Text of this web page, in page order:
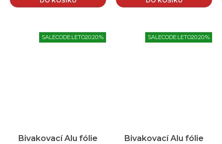
SALECODE:LETO20:20:%
Bivakovací Alu fólie
SALECODE:LETO20:20:%
Bivakovací Alu fólie